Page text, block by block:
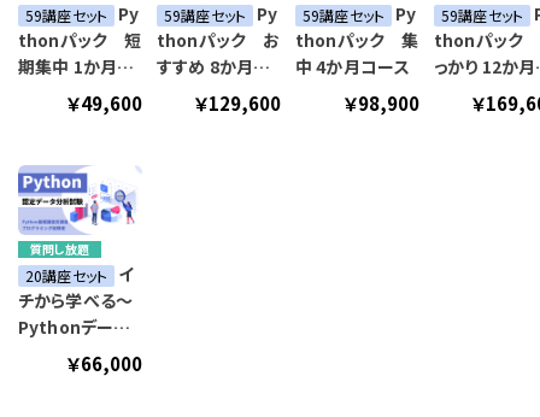
59講座セット Py
thonパック 短
期集中 1か月コ
￥49,600
59講座セット Py
thonパック お
すすめ 8か月コ
￥129,600
59講座セット Py
thonパック 集
中 4か月コース
￥98,900
59講座セット
thonパック
っかり 12か
￥
質問し放題
20講座セット イ
チから学べる～
Pythonデータ
分析資格講座～
￥66,000